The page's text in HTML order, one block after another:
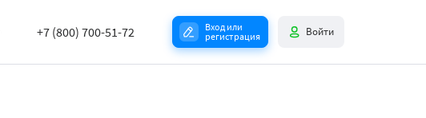
+7 (800) 700-51-72
Вход или
регистрация
Войти